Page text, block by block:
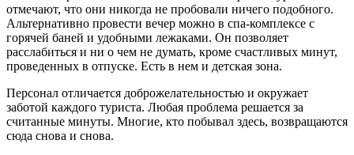
отмечают, что они никогда не пробовали ничего подобного.
Альтернативно провести вечер можно в спа-комплексе с
горячей баней и удобными лежаками. Он позволяет
расслабиться и ни о чем не думать, кроме счастливых минут,
проведенных в отпуске. Есть в нем и детская зона.
Персонал отличается доброжелательностью и окружает
заботой каждого туриста. Любая проблема решается за
считанные минуты. Многие, кто побывал здесь, возвращаются
сюда снова и снова.